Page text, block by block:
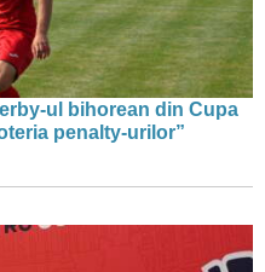
ul bihorean din Cupa
penalty-urilor”